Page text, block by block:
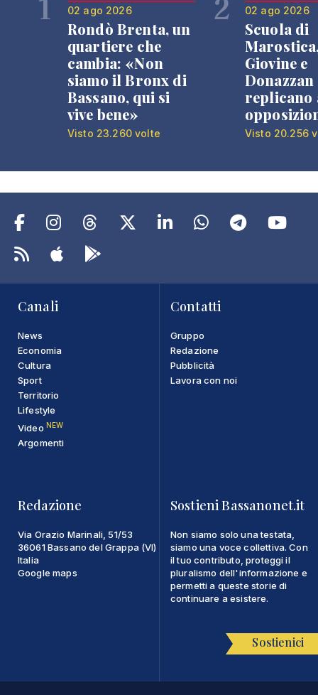
02 ago 2026
Rondò Brenta, un
quartiere che
cambia: «Non
siamo il Bronx di
Bassano, qui si
vive bene»
Visto 23.260 volte
02 ago 2026
Scuola di
Giovine e
Donazzan
replicano
Visto 20.256
Canali
News
Economia
Cultura
Sport
Territorio
Lifestyle
Video NEW
Argomenti
Contatti
Gruppo
Redazione
Pubblicità
Lavora con noi
Redazione
Via Orazio Marinali, 51/53
36061 Bassano del Grappa (VI)
Italia
Google maps
Sostieni Bassanonet.it
Non siamo solo una testata,
siamo una voce collettiva. Con
il tuo contributo, proteggi il
pluralismo dell'informazione e
permetti a queste storie di
continuare a esistere.
Sostienici